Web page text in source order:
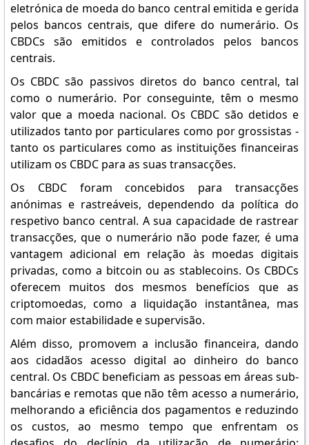
eletrónica de moeda do banco central emitida e gerida
pelos bancos centrais, que difere do numerário. Os
CBDCs são emitidos e controlados pelos bancos
centrais.
Os CBDC são passivos diretos do banco central, tal
como o numerário. Por conseguinte, têm o mesmo
valor que a moeda nacional. Os CBDC são detidos e
utilizados tanto por particulares como por grossistas -
tanto os particulares como as instituições financeiras
utilizam os CBDC para as suas transacções.
Os CBDC foram concebidos para transacções
anónimas e rastreáveis, dependendo da política do
respetivo banco central. A sua capacidade de rastrear
transacções, que o numerário não pode fazer, é uma
vantagem adicional em relação às moedas digitais
privadas, como a bitcoin ou as stablecoins. Os CBDCs
oferecem muitos dos mesmos benefícios que as
criptomoedas, como a liquidação instantânea, mas
com maior estabilidade e supervisão.
Além disso, promovem a inclusão financeira, dando
aos cidadãos acesso digital ao dinheiro do banco
central. Os CBDC beneficiam as pessoas em áreas sub-
bancárias e remotas que não têm acesso a numerário,
melhorando a eficiência dos pagamentos e reduzindo
os custos, ao mesmo tempo que enfrentam os